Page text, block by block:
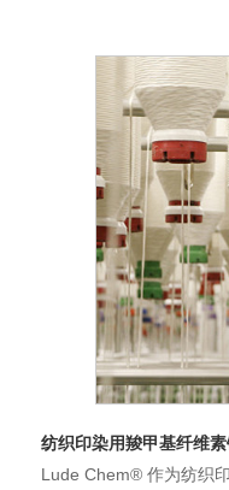
纺织印染用羧甲基纤维
Lude Chem® 作为纺织